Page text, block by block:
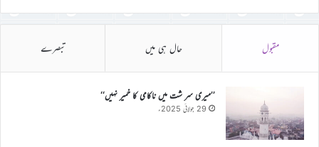
مقبول حال ہی میں تبصرے
’’میری سر شت میں ناکامی کا خمیر نہیں‘‘
29 جولائی 2025ء